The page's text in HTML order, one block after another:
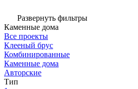
Развернуть фильтры
Каменные дома
Все проекты
Клееный брус
Комбинированные
Каменные дома
Авторские
Тип